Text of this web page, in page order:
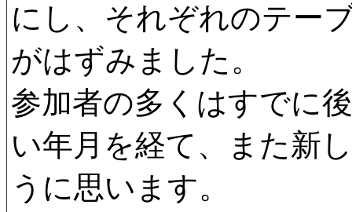
にし、それぞれのテー
がはずみました。
参加者の多くはすでに
い年月を経て、また新
うに思います。